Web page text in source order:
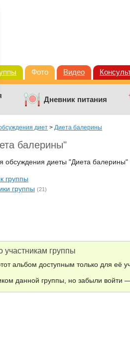
Фото Видео
Дневник питания
диет > Диета балерины
балерины"
обсуждения диеты "Диета балерины"
группы
группы (21)
участникам группы
альбом доступным только для её
данной группы, но забыли войти